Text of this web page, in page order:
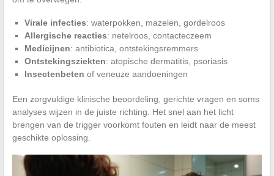
Virale infecties: waterpokken, mazelen, gordelroos
Allergische reacties: netelroos, contacteczeem
Medicijnen: antibiotica, ontstekingsremmers
Ontstekingsziekten: atopische dermatitis, psoriasis
Insectenbeten of veneuze aandoeningen
Een zorgvuldige klinische beoordeling, gerichte vragen en soms
analyses wijzen in de juiste richting. Het snel aan het licht
brengen van de trigger voorkomt fouten en leidt naar de meest
geschikte oplossing.